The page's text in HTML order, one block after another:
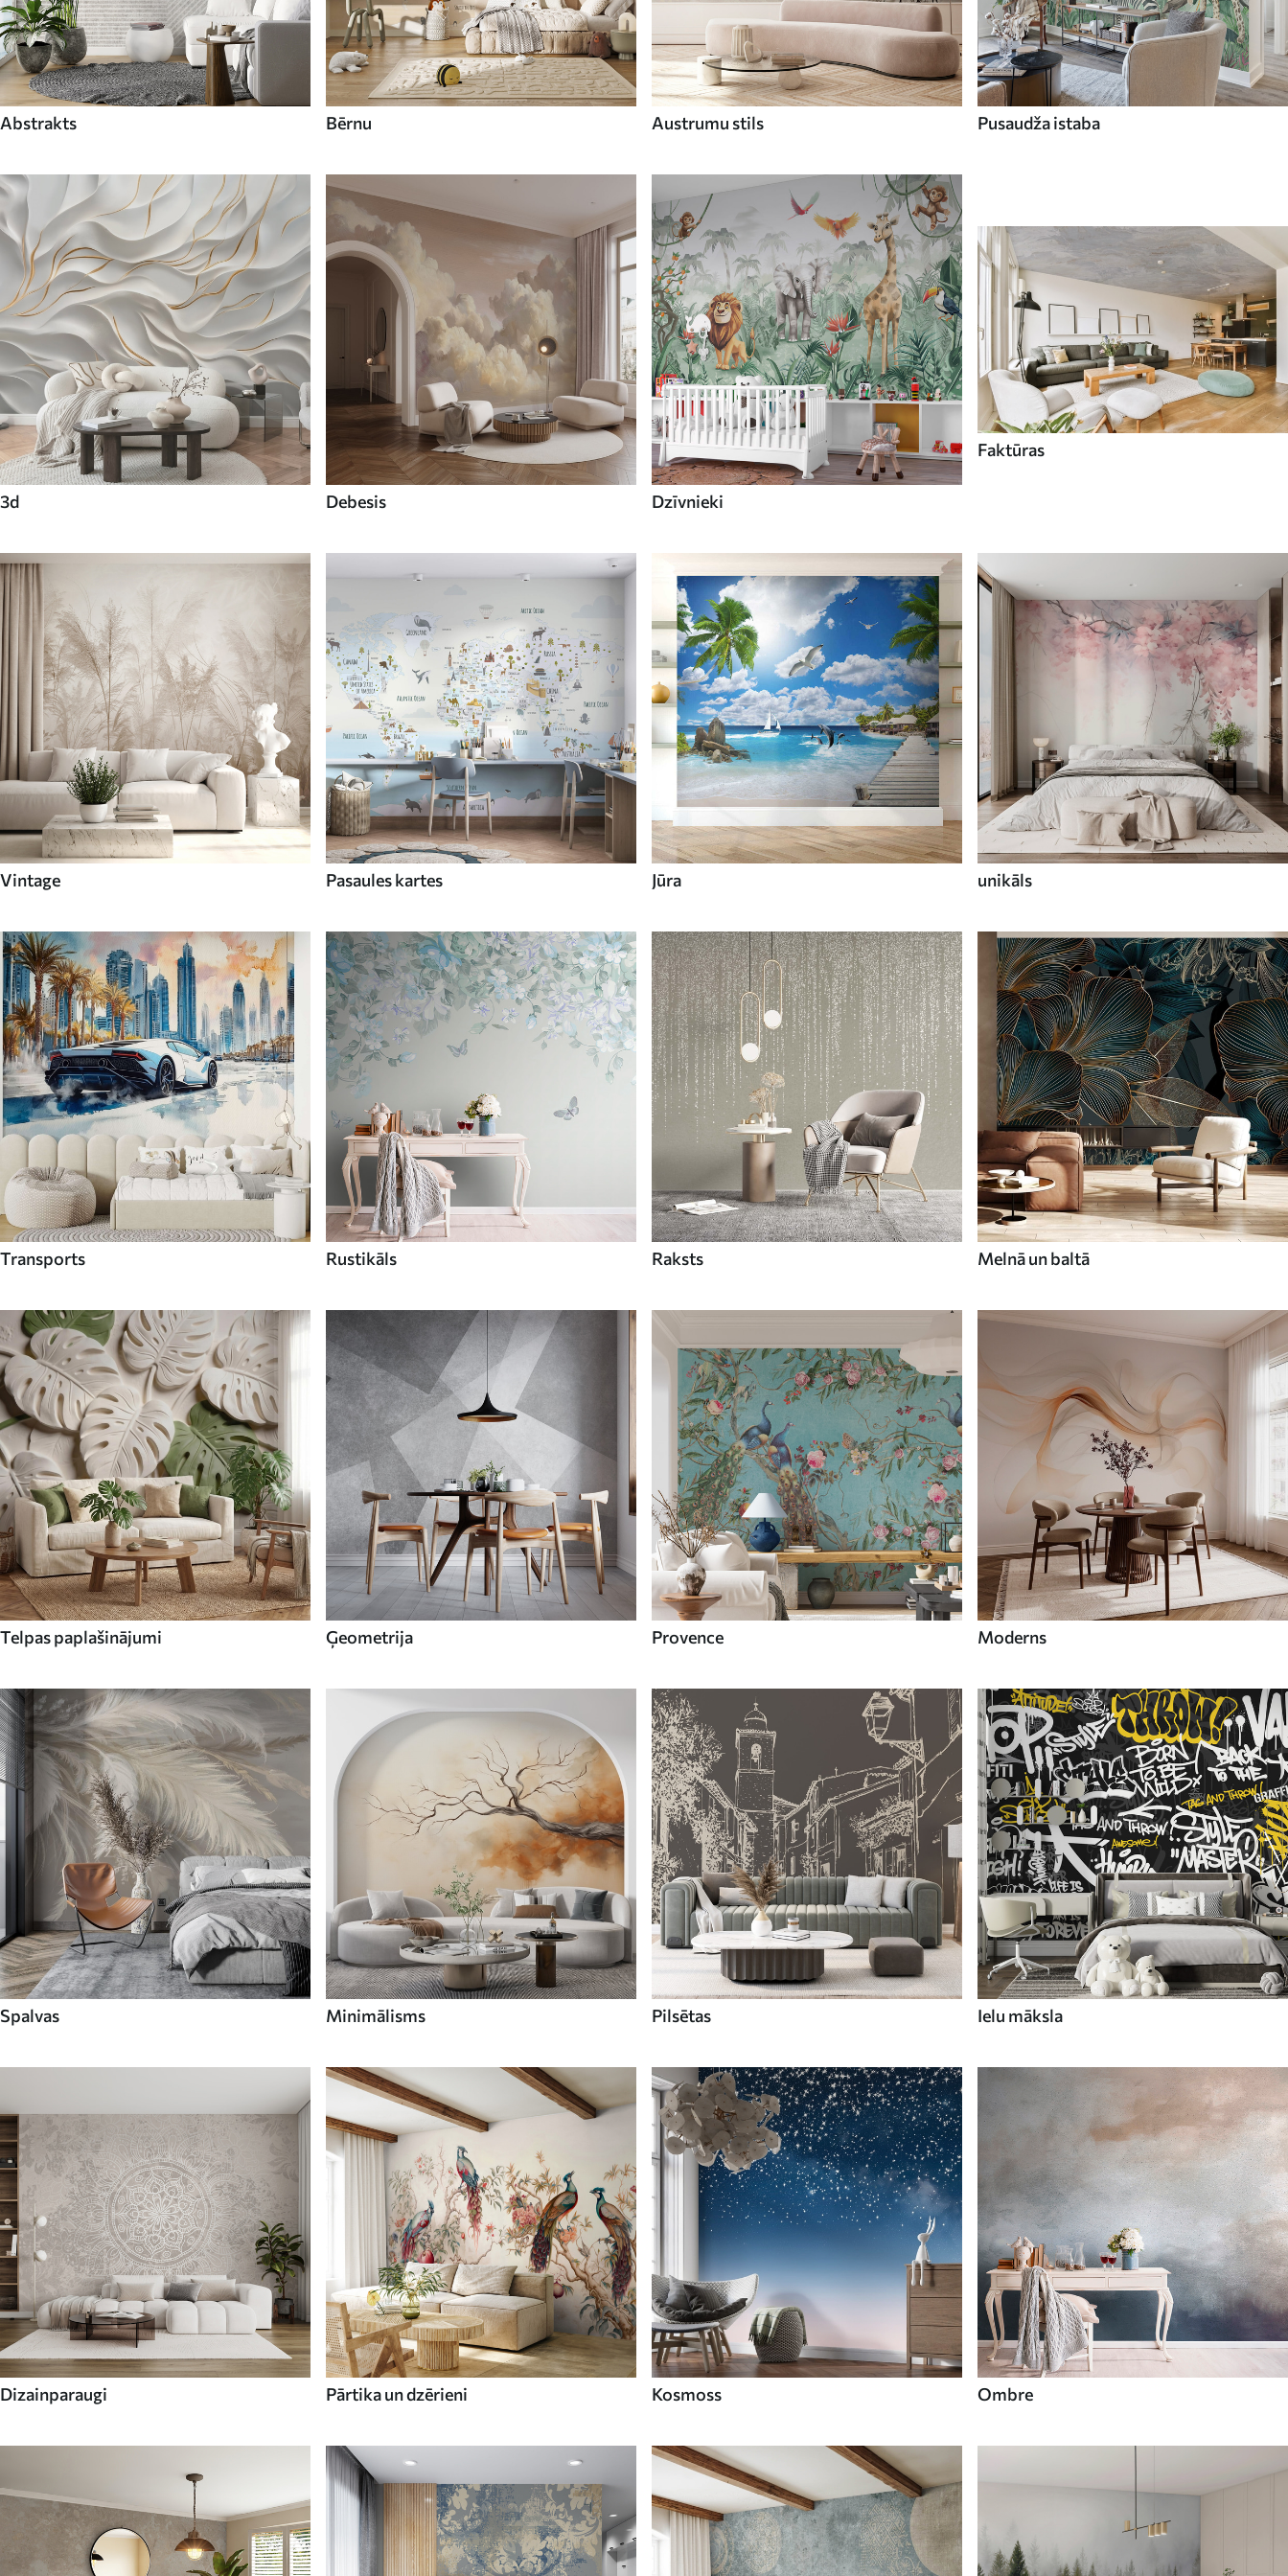
Abstrakts Bērnu Austrumu stils Pusaudža istaba
3d Debesis Dzīvnieki
Faktūras
Vintage Pasaules kartes Jūra unikāls
Transports Rustikāls Raksts Melnā un baltā
Telpas paplašinājumi Ģeometrija Provence Moderns
Spalvas Minimālisms Pilsētas Ielu māksla
Dizainparaugi Pārtika un dzērieni Kosmoss Ombre